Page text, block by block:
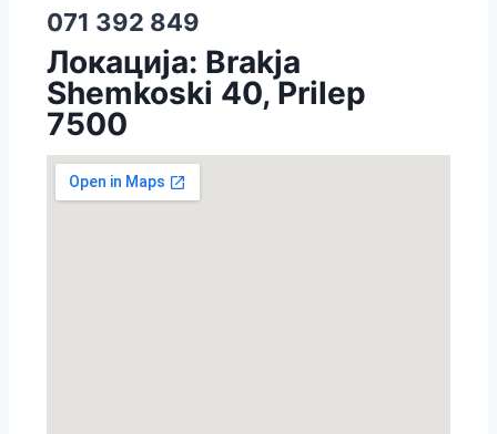
071 392 849
Локација: Brakja
Shemkoski 40, Prilep
7500